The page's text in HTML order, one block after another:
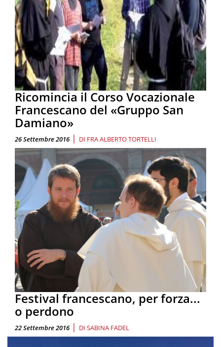
Ricomincia il Corso Vocazionale
Francescano del «Gruppo San
Damiano»
26 Settembre 2016 | DI FRA ALBERTO TORTELLI
Festival francescano, per forza...
o perdono
22 Settembre 2016 | DI SABINA FADEL